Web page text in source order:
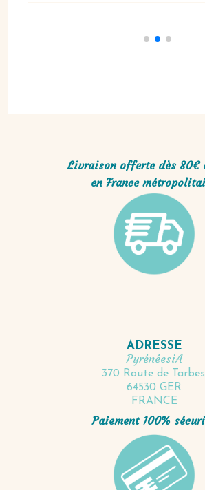
Livraison offerte dès 80€
en France
ADRESSE
PyrénéesiA
370 Route de
64530 GER
FRANCE
Paiement 100%